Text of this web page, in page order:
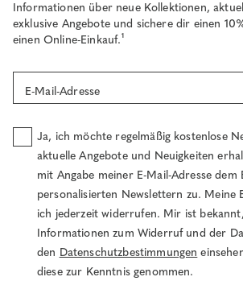
Informationen über neue Kollektionen,
exklusive Angebote und sichere dir einen
einen Online-Einkauf.¹
E-Mail-Adresse
Ja, ich möchte regelmäßig kostenlose
aktuelle Angebote und Neuigkeiten
mit Angabe meiner E-Mail-Adresse dem
personalisierten Newslettern zu. Meine
ich jederzeit widerrufen. Mir ist
Informationen zum Widerruf und der
den Datenschutzbestimmungen
diese zur Kenntnis genommen.